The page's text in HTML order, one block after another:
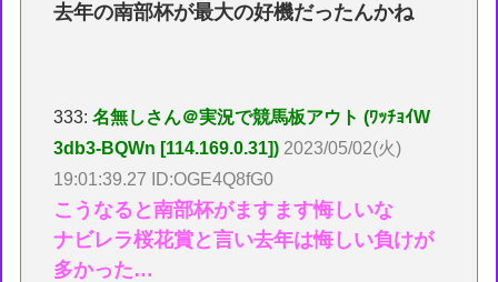
去年の南部杯が最大の好機だったんかね
333:名無しさん＠実況で競馬板アウト (ﾜｯﾁｮｲW
3db3-BQWn [114.169.0.31]) 2023/05/02(火)
19:01:39.27 ID:OGE4Q8fG0
こうなると南部杯がますます悔しいな
ナビレラ桜花賞と言い去年は悔しい負けが
多かった…